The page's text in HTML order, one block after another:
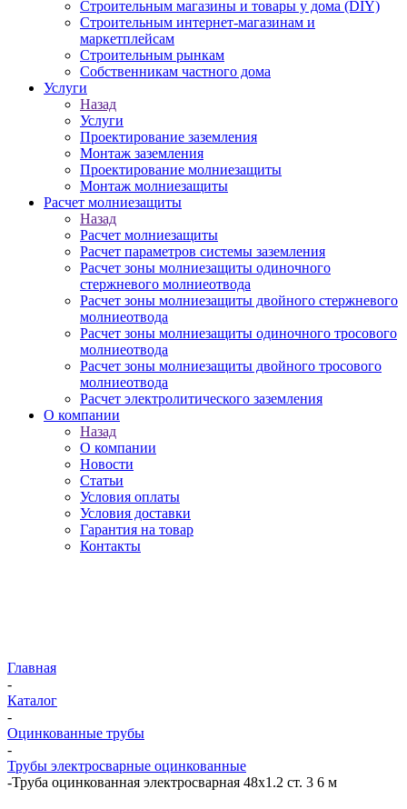
Строительным магазины и товары у дома (DIY)
Строительным интернет-магазинам и
маркетплейсам
Строительным рынкам
Собственникам частного дома
Услуги
Назад
Услуги
Проектирование заземления
Монтаж заземления
Проектирование молниезащиты
Монтаж молниезащиты
Расчет молниезащиты
Назад
Расчет молниезащиты
Расчет параметров системы заземления
Расчет зоны молниезащиты одиночного
стержневого молниеотвода
Расчет зоны молниезащиты двойного стержневого
молниеотвода
Расчет зоны молниезащиты одиночного тросового
молниеотвода
Расчет зоны молниезащиты двойного тросового
молниеотвода
Расчет электролитического заземления
О компании
Назад
О компании
Новости
Статьи
Условия оплаты
Условия доставки
Гарантия на товар
Контакты
Главная
-
Каталог
-
Оцинкованные трубы
-
Трубы электросварные оцинкованные
-Труба оцинкованная электросварная 48х1.2 ст. 3 6 м